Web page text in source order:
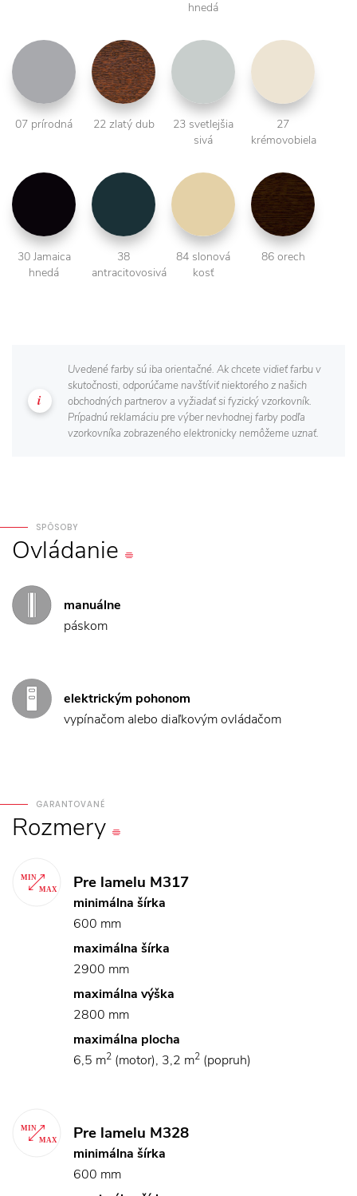
hnedá
07 prírodná 22 zlatý dub
23 svetlejšia
sivá
27
krémovobiela
30 Jamaica
hnedá
38
antracitovosivá
84 slonová
kosť
86 orech
Uvedené farby sú iba orientačné. Ak chcete vidieť farbu v
skutočnosti, odporúčame navštíviť niektorého z našich
obchodných partnerov a vyžiadať si fyzický vzorkovník.
Prípadnú reklamáciu pre výber nevhodnej farby podľa
vzorkovníka zobrazeného elektronicky nemôžeme uznať.
SPÔSOBY
Ovládanie
manuálne
páskom
elektrickým pohonom
vypínačom alebo diaľkovým ovládačom
GARANTOVANÉ
Rozmery
Pre lamelu M317
minimálna šírka
600 mm
maximálna šírka
2900 mm
maximálna výška
2800 mm
maximálna plocha
6,5 m2 (motor), 3,2 m2 (popruh)
Pre lamelu M328
minimálna šírka
600 mm